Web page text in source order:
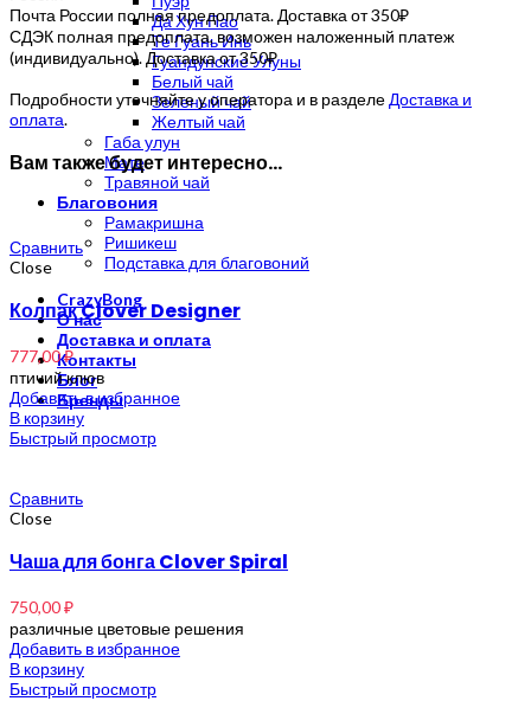
Да Хун Пао
Те Гуань Инь
Гуандунские Улуны
Белый чай
Зеленый чай
Желтый чай
Габа улун
Мате
Травяной чай
Благовония
Рамакришна
Ришикеш
Подставка для благовоний
CrazyBong
О нас
Доставка и оплата
Контакты
Блог
Бренды
Почта России полная предоплата. Доставка от 350₽
СДЭК полная предоплата, возможен наложенный платеж
(индивидуально). Доставка от 350₽
Подробности уточняйте у оператора и в разделе Доставка и
оплата.
Вам также будет интересно…
Сравнить
Close
Колпак Clover Designer
777,00₽
птичий клюв
Добавить в избранное
В корзину
Быстрый просмотр
Сравнить
Close
Чаша для бонга Clover Spiral
750,00₽
различные цветовые решения
Добавить в избранное
В корзину
Быстрый просмотр